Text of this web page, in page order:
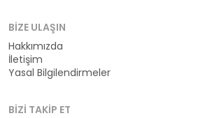
BIZE ULAŞIN
Hakkımızda
İletişim
Yasal Bilgilendirmeler
BIZI TAKIP ET